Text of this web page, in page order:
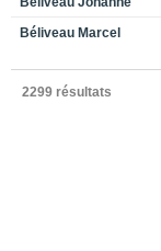
Béliveau Marcel
2299 résultats